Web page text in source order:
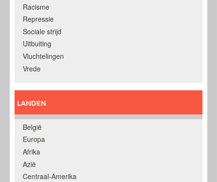
Racisme
Repressie
Sociale strijd
Uitbuiting
Vluchtelingen
Vrede
LANDEN
België
Europa
Afrika
Azië
Centraal-Amerika